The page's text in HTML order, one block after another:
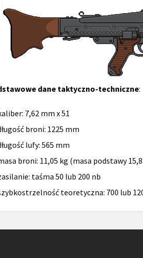
dane taktyczno-techniczne:
7,62 mm x 51
broni: 1225 mm
lufy: 565 mm
broni: 11,05 kg (masa podstawy
taśma 50 lub 200 nb
teoretyczna: 700 lub